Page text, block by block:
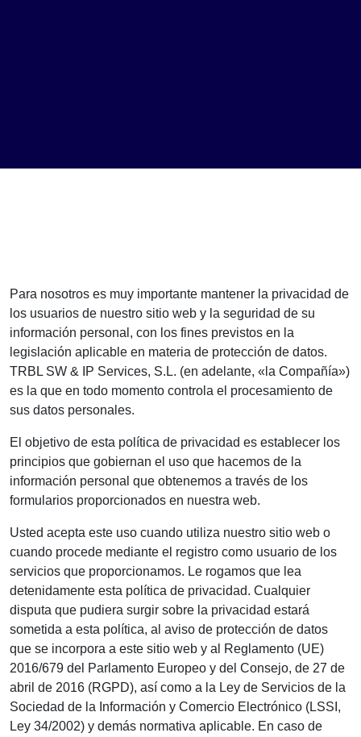
Para nosotros es muy importante mantener la privacidad de
los usuarios de nuestro sitio web y la seguridad de su
información personal, con los fines previstos en la
legislación aplicable en materia de protección de datos.
TRBL SW & IP Services, S.L. (en adelante, «la Compañía»)
es la que en todo momento controla el procesamiento de
sus datos personales.
El objetivo de esta política de privacidad es establecer los
principios que gobiernan el uso que hacemos de la
información personal que obtenemos a través de los
formularios proporcionados en nuestra web.
Usted acepta este uso cuando utiliza nuestro sitio web o
cuando procede mediante el registro como usuario de los
servicios que proporcionamos. Le rogamos que lea
detenidamente esta política de privacidad. Cualquier
disputa que pudiera surgir sobre la privacidad estará
sometida a esta política, al aviso de protección de datos
que se incorpora a este sitio web y al Reglamento (UE)
2016/679 del Parlamento Europeo y del Consejo, de 27 de
abril de 2016 (RGPD), así como a la Ley de Servicios de la
Sociedad de la Información y Comercio Electrónico (LSSI,
Ley 34/2002) y demás normativa aplicable. En caso de